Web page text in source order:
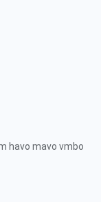
havo mavo vmbo